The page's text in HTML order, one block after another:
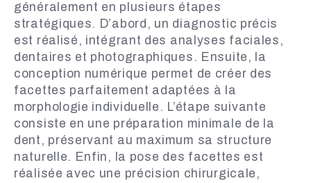
généralement en plusieurs étapes
stratégiques. D’abord, un diagnostic précis
est réalisé, intégrant des analyses faciales,
dentaires et photographiques. Ensuite, la
conception numérique permet de créer des
facettes parfaitement adaptées à la
morphologie individuelle. L’étape suivante
consiste en une préparation minimale de la
dent, préservant au maximum sa structure
naturelle. Enfin, la pose des facettes est
réalisée avec une précision chirurgicale,